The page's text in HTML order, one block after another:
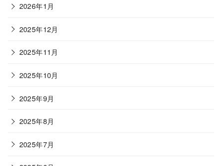
2026年1月
2025年12月
2025年11月
2025年10月
2025年9月
2025年8月
2025年7月